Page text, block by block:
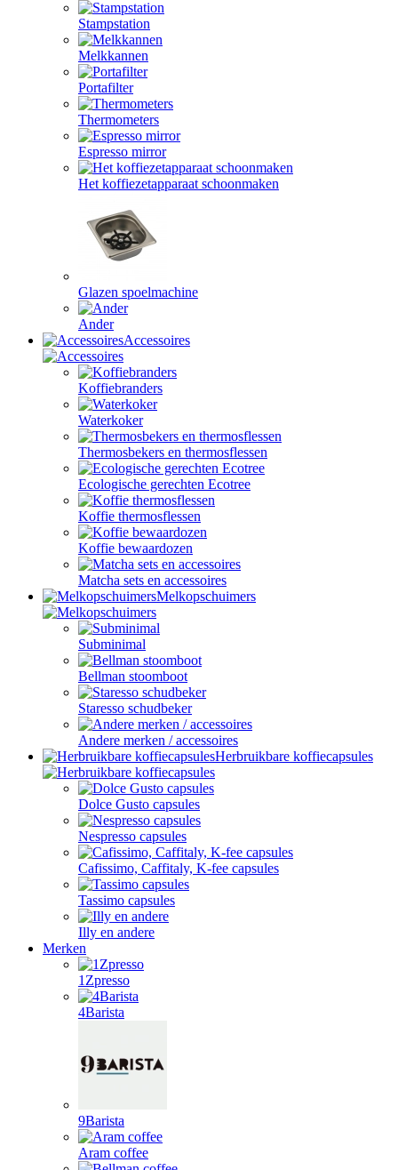
Stampstation
Melkkannen
Portafilter
Thermometers
Espresso mirror
Het koffiezetapparaat schoonmaken
Glazen spoelmachine
Ander
Accessoires
Koffiebranders
Waterkoker
Thermosbekers en thermosflessen
Ecologische gerechten Ecotree
Koffie thermosflessen
Koffie bewaardozen
Matcha sets en accessoires
Melkopschuimers
Subminimal
Bellman stoomboot
Staresso schudbeker
Andere merken / accessoires
Herbruikbare koffiecapsules
Dolce Gusto capsules
Nespresso capsules
Cafissimo, Caffitaly, K-fee capsules
Tassimo capsules
Illy en andere
Merken
1Zpresso
4Barista
9Barista
Aram coffee